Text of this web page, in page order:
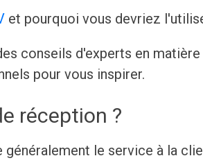
et pourquoi vous devriez
conseils d'experts en
pour vous inspirer.
réception ?
le service à la